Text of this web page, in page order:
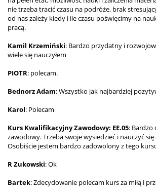
nie trzeba tracić czasu na podróże, brak
od nas zależy kiedy i ile czasu poświęcimy na
pracą.
Kamil Krzemiński: Bardzo przydatny i
wiele się nauczyłem
PIOTR: polecam.
Bednorz Adam: Wszystko jak najbardziej
Karol: Polecam
Kurs Kwalifikacyjny Zawodowy: EE.05:
zawodowy. Trzeba swoje wysiedzieć i nauczyć się
Osobiście jestem bardzo zadowolony z tego
R Zukowski: Ok
Bartek: Zdecydowanie polecam kurs za miłą i